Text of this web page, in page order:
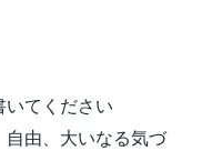
てください
由、大いなる気づ